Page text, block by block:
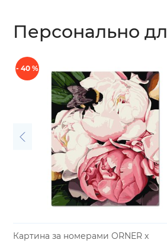
Персонально
- 40 %
Картина за номерами ORNER x